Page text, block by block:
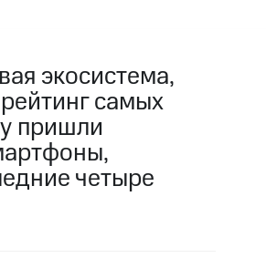
экосистема,
самых
пришли
четыре